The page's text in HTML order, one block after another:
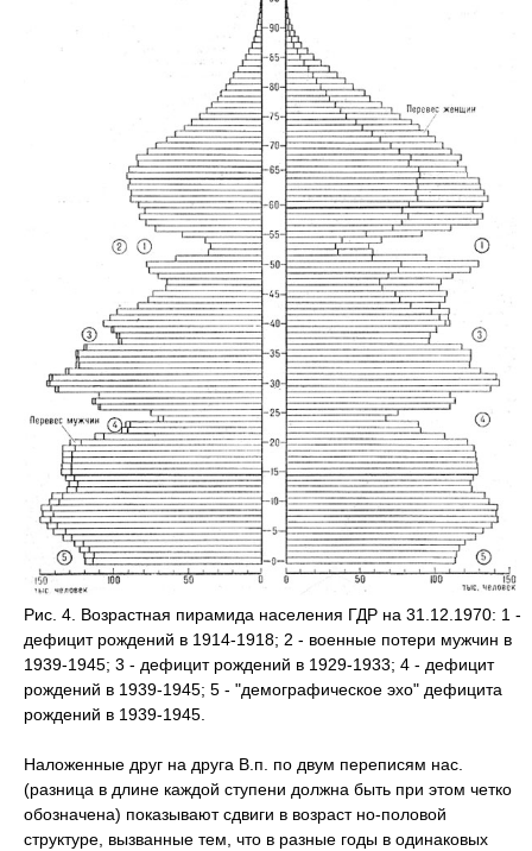
Рис. 4. Возрастная пирамида населения ГДР на 31.12.1970: 1 -
дефицит рождений в 1914-1918; 2 - военные потери мужчин в
1939-1945; 3 - дефицит рождений в 1929-1933; 4 - дефицит
рождений в 1939-1945; 5 - "демографическое эхо" дефицита
рождений в 1939-1945.
Наложенные друг на друга В.п. по двум переписям нас.
(разница в длине каждой ступени должна быть при этом четко
обозначена) показывают сдвиги в возраст но-половой
структуре, вызванные тем, что в разные годы в одинаковых